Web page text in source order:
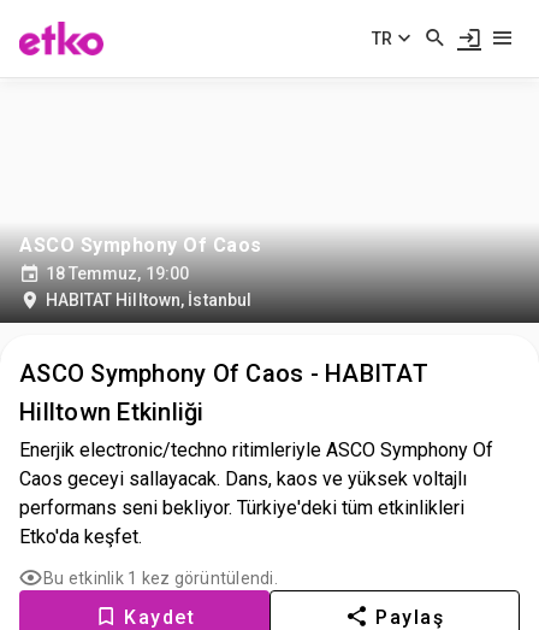
TR
ASCO Symphony Of Caos
18 Temmuz, 19:00
HABITAT Hilltown, İstanbul
ASCO Symphony Of Caos - HABITAT
Hilltown Etkinliği
Enerjik electronic/techno ritimleriyle ASCO Symphony Of
Caos geceyi sallayacak. Dans, kaos ve yüksek voltajlı
performans seni bekliyor. Türkiye'deki tüm etkinlikleri
Etko'da keşfet.
Bu etkinlik 1 kez görüntülendi.
Kaydet Paylaş